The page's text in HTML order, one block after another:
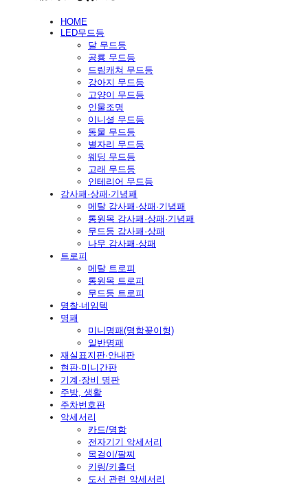
HOME
LED무드등
달 무드등
공룡 무드등
드림캐쳐 무드등
강아지 무드등
고양이 무드등
인물조명
이니셜 무드등
동물 무드등
별자리 무드등
웨딩 무드등
고래 무드등
인테리어 무드등
감사패·상패·기념패
메탈 감사패·상패·기념패
통원목 감사패·상패·기념패
무드등 감사패·상패
나무 감사패·상패
트로피
메탈 트로피
통원목 트로피
무드등 트로피
명찰·네임텍
명패
미니명패(명함꽂이형)
일반명패
재실표지판·안내판
현판·미니간판
기계·장비 명판
주방, 생활
주차번호판
악세서리
카드/명함
전자기기 악세서리
목걸이/팔찌
키링/키홀더
도서 관련 악세서리